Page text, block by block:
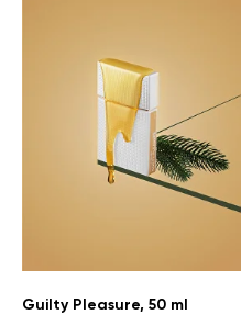
Guilty Pleasure, 50 ml